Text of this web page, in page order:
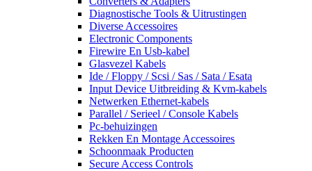
Diagnostische Tools & Uitrustingen
Diverse Accessoires
Electronic Components
Firewire En Usb-kabel
Glasvezel Kabels
Ide / Floppy / Scsi / Sas / Sata / Esata
Input Device Uitbreiding & Kvm-kabels
Netwerken Ethernet-kabels
Parallel / Serieel / Console Kabels
Pc-behuizingen
Rekken En Montage Accessoires
Schoonmaak Producten
Secure Access Controls